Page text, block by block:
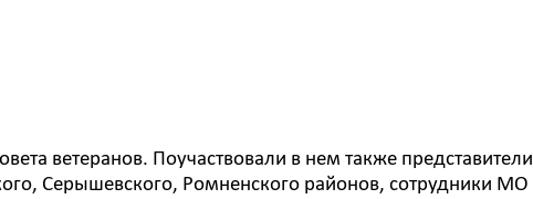
ветеранов. Поучаствовали в нем также представители
Серышевского, Ромненского районов, сотрудники МО